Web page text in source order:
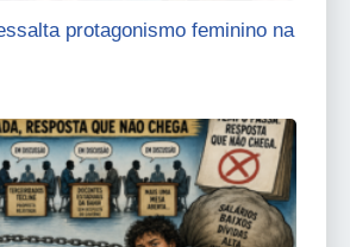
protagonismo feminino na